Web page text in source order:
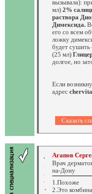
вызывала):
мл) 2%
раствора
Димексида.
его со всем
ложку
будет сушить
(25 мл)
долгое, но
Если
адрес
Агапов
Врач
на-Дону
1.Похоже
2.Это